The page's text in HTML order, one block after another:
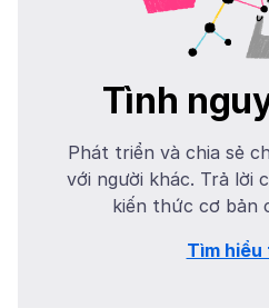
Tình
Phát triển và chia sẻ
với người khác. Trả lời
kiến thức cơ bản
Tìm hiểu